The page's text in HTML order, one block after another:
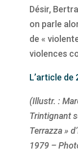
Désir,
on parle
de «
violences
L’article de
(Illustr. :
Trintignant
Terrazza »
1979 –